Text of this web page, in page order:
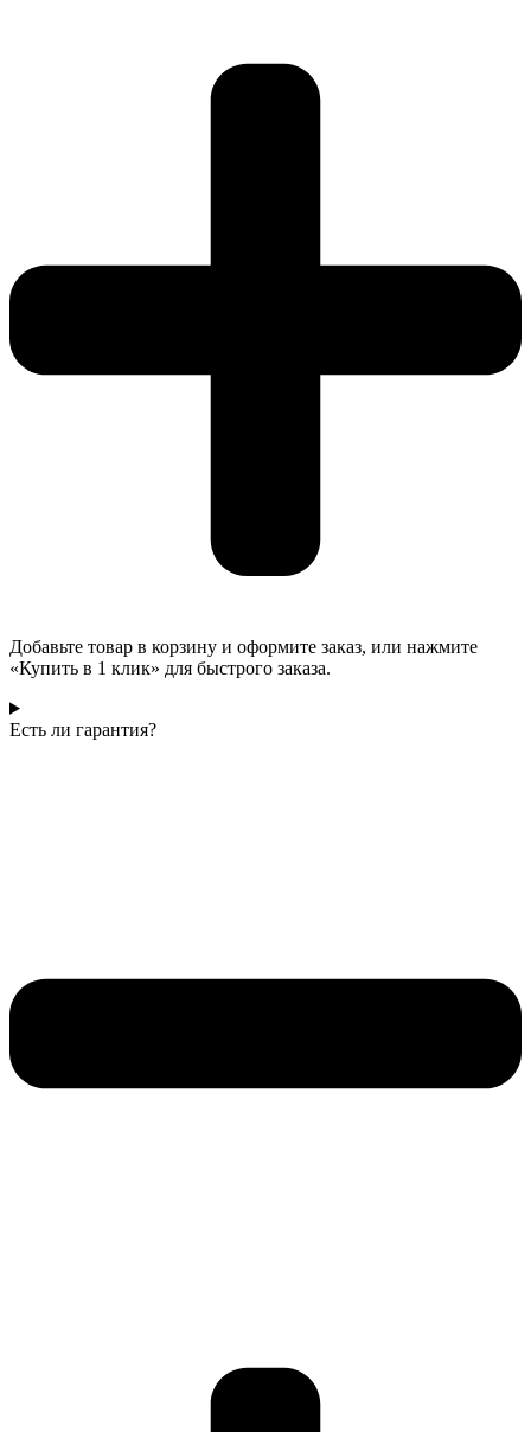
Добавьте товар в корзину и оформите заказ, или нажмите
«Купить в 1 клик» для быстрого заказа.
Есть ли гарантия?